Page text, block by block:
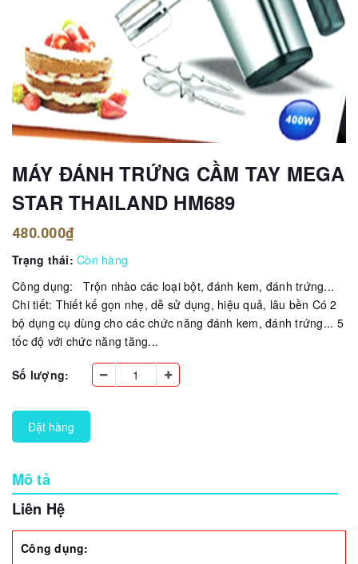
MÁY ĐÁNH TRỨNG CẦM TAY MEGA
STAR THAILAND HM689
480.000₫
Trạng thái: Còn hàng
Công dụng: Trộn nhào các loại bột, đánh kem, đánh trứng...
Chi tiết: Thiết kế gọn nhẹ, dễ sử dụng, hiệu quả, lâu bền Có 2
bộ dụng cụ dùng cho các chức năng đánh kem, đánh trứng... 5
tốc độ với chức năng tăng...
Số lượng:
Đặt hàng
Mô tả
Liên Hệ
Công dụng: